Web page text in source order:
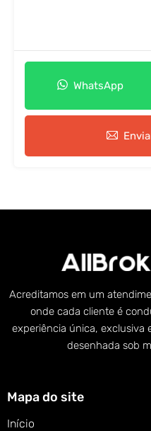
WhatsApp
Acreditamos em um
onde cada cliente é
experiência única, exclusiva
desenhada sob
Mapa do site
Início